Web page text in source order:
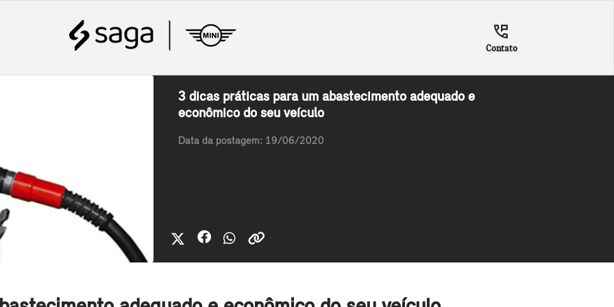
Contato
3 dicas práticas para um abastecimento adequado e
econômico do seu veículo
Data da postagem: 19/06/2020